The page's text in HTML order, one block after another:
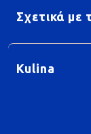
Σχετικά με
Kulina